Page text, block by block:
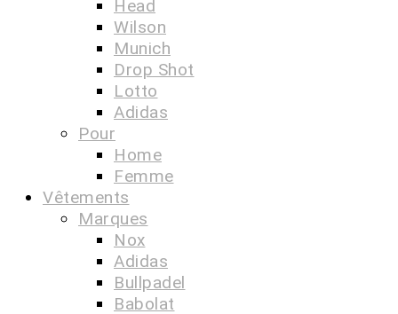
Head
Wilson
Munich
Drop Shot
Lotto
Adidas
Pour
Home
Femme
Vêtements
Marques
Nox
Adidas
Bullpadel
Babolat